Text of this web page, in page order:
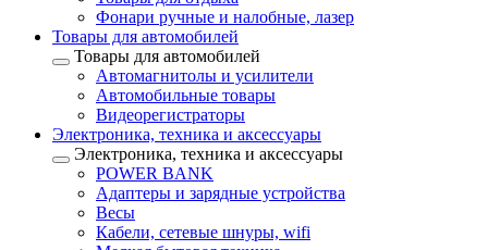
Фонари ручные и налобные, лазер
Товары для автомобилей
Товары для автомобилей
Автомагнитолы и усилители
Автомобильные товары
Видеорегистраторы
Электроника, техника и аксессуары
Электроника, техника и аксессуары
POWER BANK
Адаптеры и зарядные устройства
Весы
Кабели, сетевые шнуры, wifi